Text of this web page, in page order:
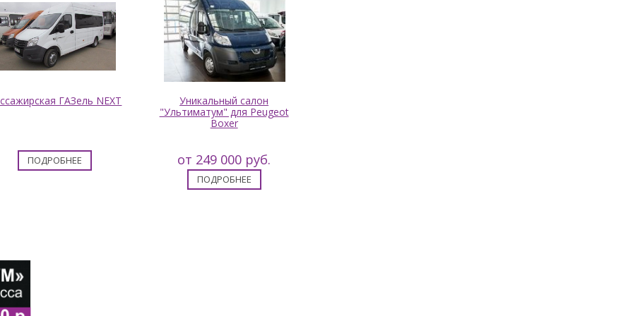
ГАЗель NEXT
ПОДРОБНЕЕ
Уникальный салон
"Ультиматум" для Peugeot
Boxer
от 249 000 руб.
ПОДРОБНЕЕ